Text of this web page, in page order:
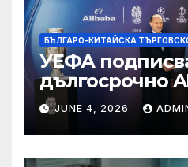
БЪЛГАРО-КИТАЙСКА
УЕФА
дългосрочно
партньорство
JUNE 4, 2026